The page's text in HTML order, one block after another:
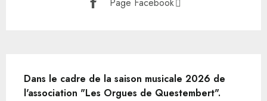
Dans le cadre de la saison musicale 2026 de
l'association "Les Orgues de Questembert".